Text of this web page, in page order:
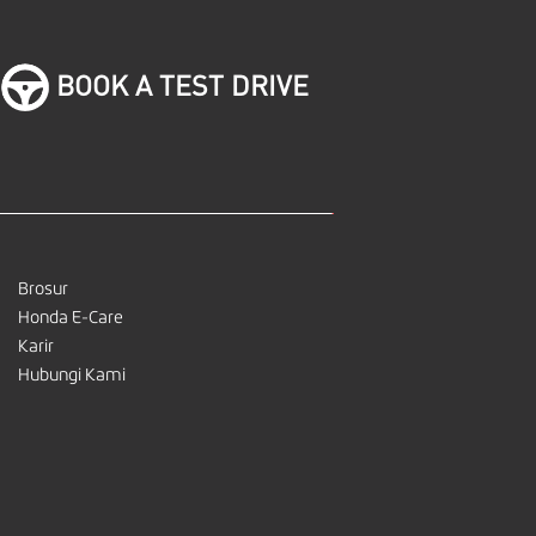
BOOK A TEST DRIVE
Brosur
Honda E-Care
Karir
Hubungi Kami